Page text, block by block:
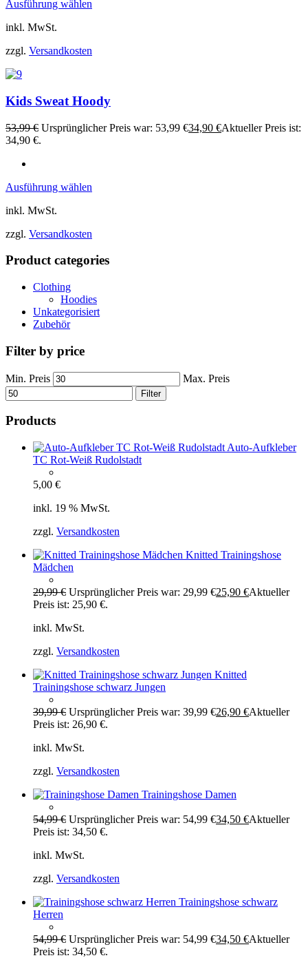
Ausführung wählen
inkl. MwSt.
zzgl. Versandkosten
Kids Sweat Hoody
53,99€ Ursprünglicher Preis war: 53,99 €34,90 €Aktueller Preis ist:
34,90 €.
Ausführung wählen
inkl. MwSt.
zzgl. Versandkosten
Product categories
Clothing
Hoodies
Unkategorisiert
Zubehör
Filter by price
Min. Preis Max. Preis
Filter
Products
Auto-Aufkleber
TC Rot-Weiß Rudolstadt
5,00 €
inkl. 19 % MwSt.
zzgl. Versandkosten
Knitted Trainingshose
Mädchen
29,99€ Ursprünglicher Preis war: 29,99 €25,90 €Aktueller
Preis ist: 25,90 €.
inkl. MwSt.
zzgl. Versandkosten
Knitted
Trainingshose schwarz Jungen
39,99€ Ursprünglicher Preis war: 39,99 €26,90 €Aktueller
Preis ist: 26,90 €.
inkl. MwSt.
zzgl. Versandkosten
Trainingshose Damen
54,99€ Ursprünglicher Preis war: 54,99 €34,50 €Aktueller
Preis ist: 34,50 €.
inkl. MwSt.
zzgl. Versandkosten
Trainingshose schwarz
Herren
54,99€ Ursprünglicher Preis war: 54,99 €34,50 €Aktueller
Preis ist: 34,50 €.